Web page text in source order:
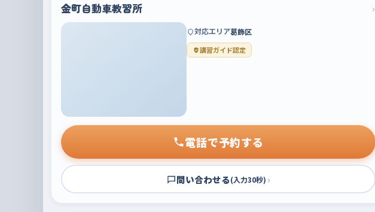
金町自動車教習所 ›
対応エリア葛飾区
講習ガイド認定
電話で予約する
問い合わせる(入力30秒) ›